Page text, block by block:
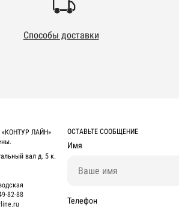
Способы доставки
ЛАЙН»
вал д. 5 к.
82-88
ОСТАВЬТЕ СООБЩЕНИЕ
Имя
Телефон